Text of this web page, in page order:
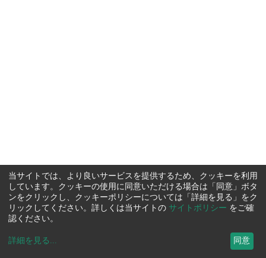
当サイトでは、より良いサービスを提供するため、クッキーを利用
しています。クッキーの使用に同意いただける場合は「同意」ボタ
ンをクリックし、クッキーポリシーについては「詳細を見る」をク
リックしてください。詳しくは当サイトの サイトポリシー をご確
認ください。
詳細を見る ... 同意